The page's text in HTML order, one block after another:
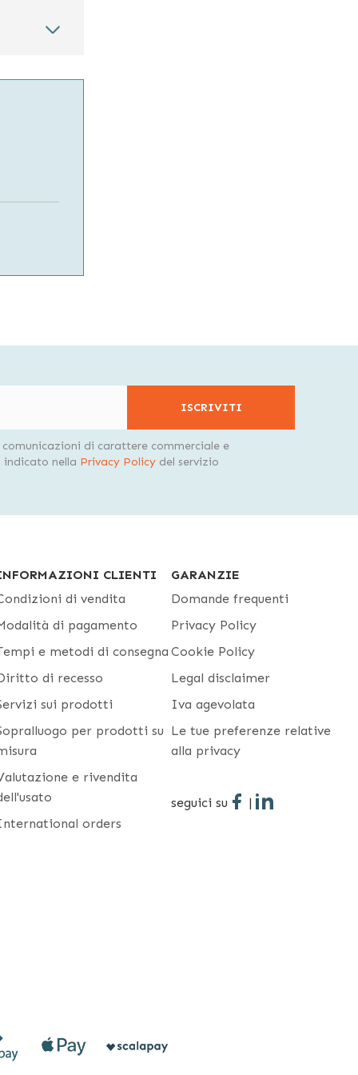
ISCRIVITI
di carattere commerciale e
indicato nella Privacy Policy del servizio
CLIENTI
di vendita
di pagamento
e metodi di consegna
di recesso
sui prodotti
per prodotti su
e rivendita
orders
GARANZIE
Domande frequenti
Privacy Policy
Cookie Policy
Legal disclaimer
Iva agevolata
Le tue preferenze relative
alla privacy
seguici su |